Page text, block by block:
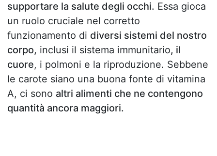
supportare la salute degli occhi. Essa gioca
un ruolo cruciale nel corretto
funzionamento di diversi sistemi del nostro
corpo, inclusi il sistema immunitario, il
cuore, i polmoni e la riproduzione. Sebbene
le carote siano una buona fonte di vitamina
A, ci sono altri alimenti che ne contengono
quantità ancora maggiori.